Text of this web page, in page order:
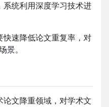
系统利用深度学习技术进
快速降低论文重复率，对
景。
论文降重领域，对学术文